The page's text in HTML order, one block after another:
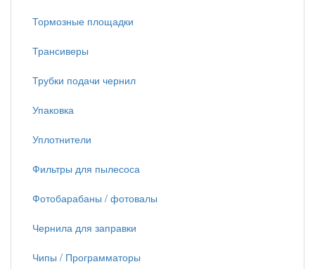
Тормозные площадки
Трансиверы
Трубки подачи чернил
Упаковка
Уплотнители
Фильтры для пылесоса
Фотобарабаны / фотовалы
Чернила для заправки
Чипы / Программаторы